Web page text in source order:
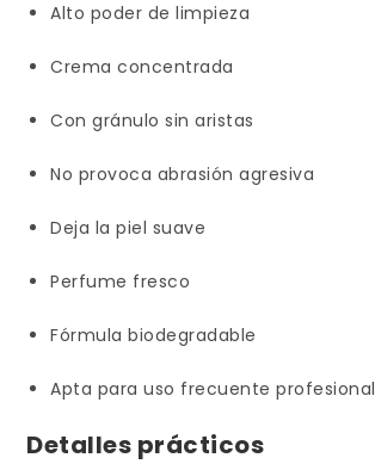
Alto poder de limpieza
Crema concentrada
Con gránulo sin aristas
No provoca abrasión agresiva
Deja la piel suave
Perfume fresco
Fórmula biodegradable
Apta para uso frecuente profesional
Detalles prácticos